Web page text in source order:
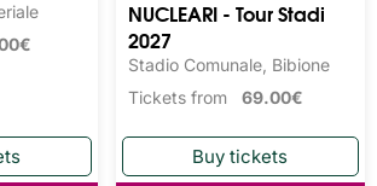
NUCLEARI - Tour Stadi
2027
Stadio Comunale, Bibione
Tickets from 69.00€